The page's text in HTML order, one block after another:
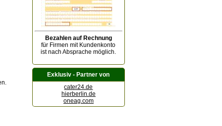
Bezahlen auf Rechnung
für Firmen mit Kundenkonto
ist nach Absprache möglich.
Exklusiv - Partner von
cater24.de
hierberlin.de
oneag.com